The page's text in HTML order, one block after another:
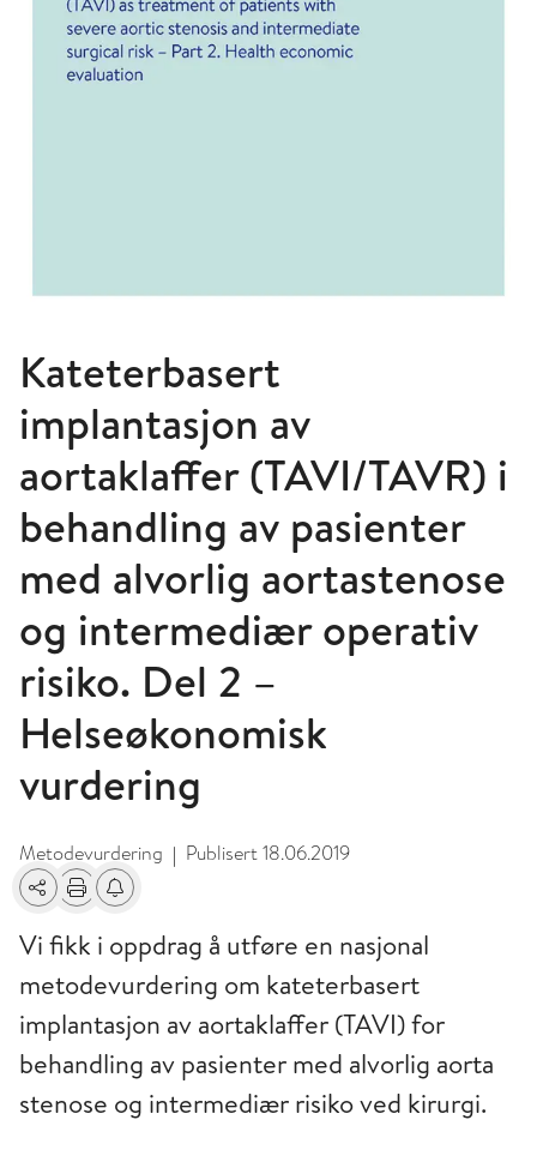
Kateterbasert
implantasjon av
aortaklaffer (TAVI/TAVR) i
behandling av pasienter
med alvorlig aortastenose
og intermediær operativ
risiko. Del 2 –
Helseøkonomisk
vurdering
Metodevurdering | Publisert18.06.2019
Del Skriv utFå varsel om endringer
Vi fikk i oppdrag å utføre en nasjonal
metodevurdering om kateterbasert
implantasjon av aortaklaffer (TAVI) for
behandling av pasienter med alvorlig aorta
stenose og intermediær risiko ved kirurgi.